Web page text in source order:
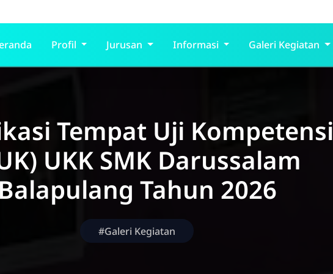
Profil Jurusan Informasi Galeri Kegiatan
Tempat Uji Kompetensi
UKK SMK Darussalam
Balapulang Tahun 2026
#Galeri Kegiatan